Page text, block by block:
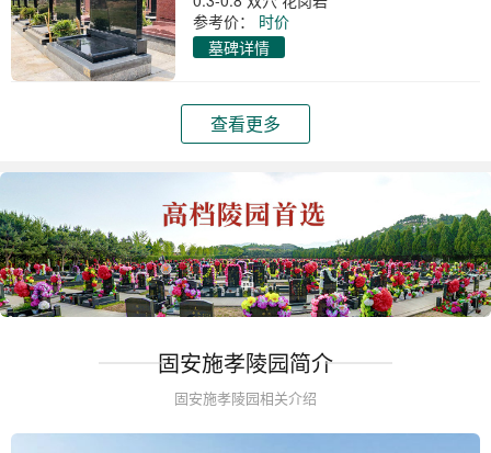
参考价：
时价
墓碑详情
查看更多
固安施孝陵园简介
固安施孝陵园相关介绍